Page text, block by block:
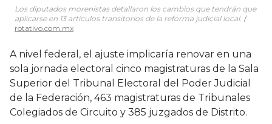
Los diputados morenistas detallaron los cambios que tendrán que
aplicarse en 13 artículos transitorios de la reforma judicial local.
rotativo.com.mx
A nivel federal, el ajuste implicaría renovar en una
sola jornada electoral cinco magistraturas de la Sala
Superior del Tribunal Electoral del Poder Judicial
de la Federación, 463 magistraturas de Tribunales
Colegiados de Circuito y 385 juzgados de Distrito.